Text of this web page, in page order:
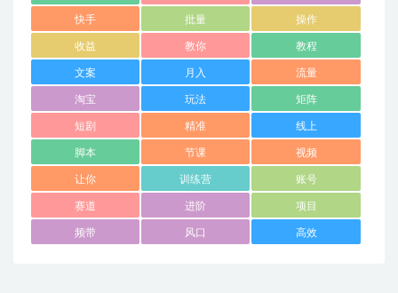
快手 批量 操作
收益 教你 教程
文案 月入 流量
淘宝 玩法 矩阵
短剧 精准 线上
脚本 节课 视频
让你 训练营 账号
赛道 进阶 项目
频带 风口 高效